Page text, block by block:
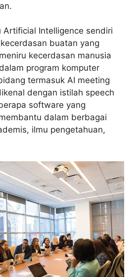
Artificial Intelligence sendiri
buatan yang
kecerdasan manusia
program komputer
termasuk AI meeting
dengan istilah speech
software yang
dalam berbagai
ilmu pengetahuan,